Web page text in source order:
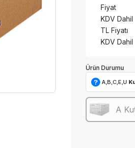
Fiyat
KDV Dahil
TL Fiyatı
KDV Dahil
Ürün Durumu
A,B,C,E,U
A